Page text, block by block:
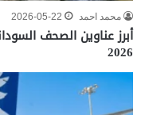
محمد احمد 2026-05-22
2026